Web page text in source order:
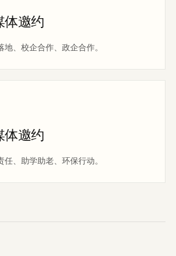
体邀约
、校企合作、政企合作。
体邀约
、助学助老、环保行动。